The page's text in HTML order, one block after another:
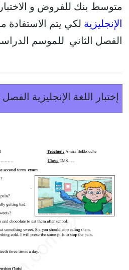
متوسط بنك للفروض و
الإنجليزية لكي يتم الاستفادة
الفصل الثاني للموسم الدراسي 2021 –
إختبار اللغة الإنجليزية الفصل